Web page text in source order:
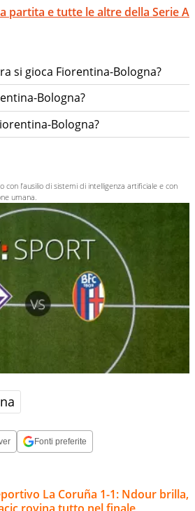
partita e tutte le altre della Serie A
si gioca Fiorentina-Bologna?
alle ore 18:00.
Bologna?
di Firenze.
Bologna?
l’ausilio di sistemi di intelligenza artificiale e con
umana.
Fonti preferite
La Coruña 1-1: Ndour brilla,